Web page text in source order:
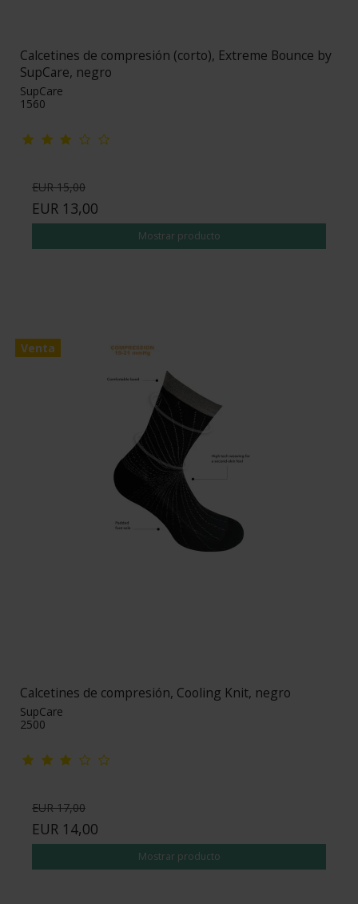
Calcetines de compresión (corto), Extreme Bounce by
SupCare, negro
SupCare
1560
EUR 15,00
EUR 13,00
Mostrar producto
Venta
Calcetines de compresión, Cooling Knit, negro
SupCare
2500
EUR 17,00
EUR 14,00
Mostrar producto